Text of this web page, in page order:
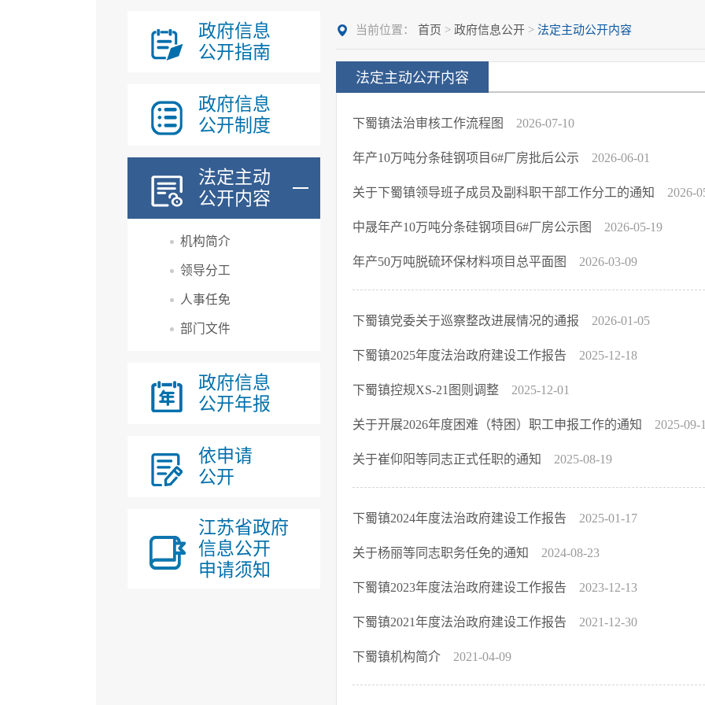
政府信息
公开指南
政府信息
公开制度
法定主动
公开内容
机构简介
领导分工
人事任免
部门文件
政府信息
公开年报
依申请
公开
江苏省政府
信息公开
申请须知
当前位置： 首页 > 政府信息公开> 法定主动公开内容
法定主动公开内容
下蜀镇法治审核工作流程图 2026-07-10
年产10万吨分条硅钢项目6#厂房批后公示 2026-06-01
关于下蜀镇领导班子成员及副科职干部工作分工的通知 2026-
中晟年产10万吨分条硅钢项目6#厂房公示图 2026-05-19
年产50万吨脱硫环保材料项目总平面图 2026-03-09
下蜀镇党委关于巡察整改进展情况的通报 2026-01-05
下蜀镇2025年度法治政府建设工作报告 2025-12-18
下蜀镇控规XS-21图则调整 2025-12-01
关于开展2026年度困难（特困）职工申报工作的通知 2025-09-
关于崔仰阳等同志正式任职的通知 2025-08-19
下蜀镇2024年度法治政府建设工作报告 2025-01-17
关于杨丽等同志职务任免的通知 2024-08-23
下蜀镇2023年度法治政府建设工作报告 2023-12-13
下蜀镇2021年度法治政府建设工作报告 2021-12-30
下蜀镇机构简介 2021-04-09